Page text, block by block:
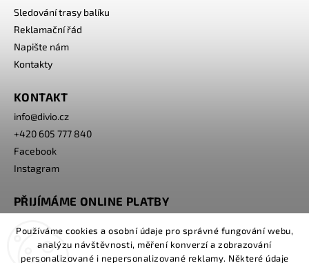
Používáme cookies a osobní údaje pro správné fungování webu,
analýzu návštěvnosti, měření konverzí a zobrazování
personalizované i nepersonalizované reklamy. Některé údaje
Sledování trasy balíku
Reklamační řád
Napište nám
Kontakty
KONTAKT
info@divio.cz
+420 605 777 840
Facebook
Instagram
PŘIJÍMÁME ONLINE PLATBY